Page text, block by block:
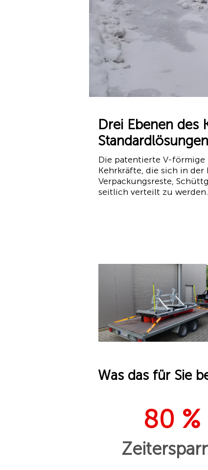
Drei Ebenen
Die patentierte V-förmige
Kehrkräfte, die sich in
Verpackungsreste,
seitlich verteilt zu werden.
Was das für Sie
80 %